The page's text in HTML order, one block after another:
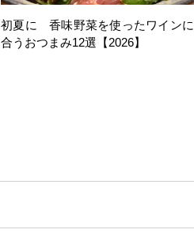
初夏に 香味野菜を使ったワインに
合うおつまみ12選【2026】